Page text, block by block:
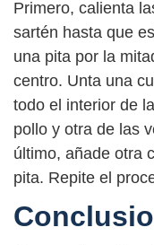
Primero, calienta
sartén hasta que
una pita por la
centro. Unta una
todo el interior de
pollo y otra de las
último, añade otra
pita. Repite el